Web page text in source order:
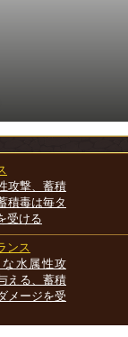
攻撃、蓄積
積毒は毎タ
受ける
ンス
水属性攻
える、蓄積
メージを受